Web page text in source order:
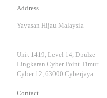
Address
Yayasan Hijau Malaysia
Unit 1419, Level 14, Dpulze
Lingkaran Cyber Point Timur
Cyber 12, 63000 Cyberjaya
Contact